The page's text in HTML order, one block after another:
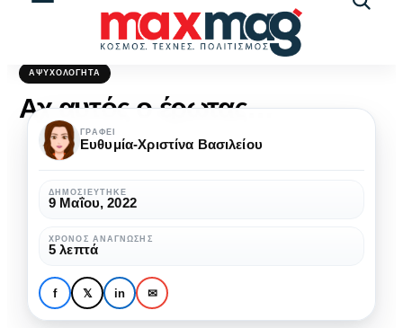
ΑΨΥΧΟΛΌΓΗΤΑ
Αχ αυτός ο έρωτας…
ΓΡΆΦΕΙ
Ευθυμία-Χριστίνα Βασιλείου
ΔΗΜΟΣΙΕΎΤΗΚΕ
9 Μαΐου, 2022
ΧΡΌΝΟΣ ΑΝΆΓΝΩΣΗΣ
5 λεπτά
f 𝕏 in ✉